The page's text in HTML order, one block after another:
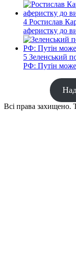
4 Ростислав
аферистку до
5 Зеленський
РФ: Путін може
Всі права захищено.